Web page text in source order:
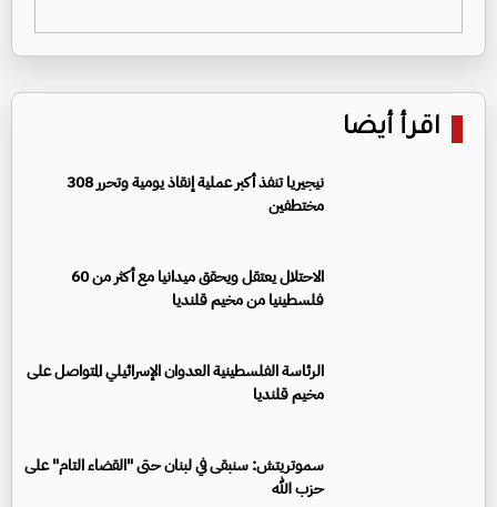
اقرأ أيضا
نيجيريا تنفذ أكبر عملية إنقاذ يومية وتحرر 308
مختطفين
الاحتلال يعتقل ويحقق ميدانيا مع أكثر من 60
فلسطينيا من مخيم قلنديا
الرئاسة الفلسطينية العدوان الإسرائيلي المتواصل على
مخيم قلنديا
سموتريتش: سنبقى في لبنان حتى "القضاء التام" على
حزب الله